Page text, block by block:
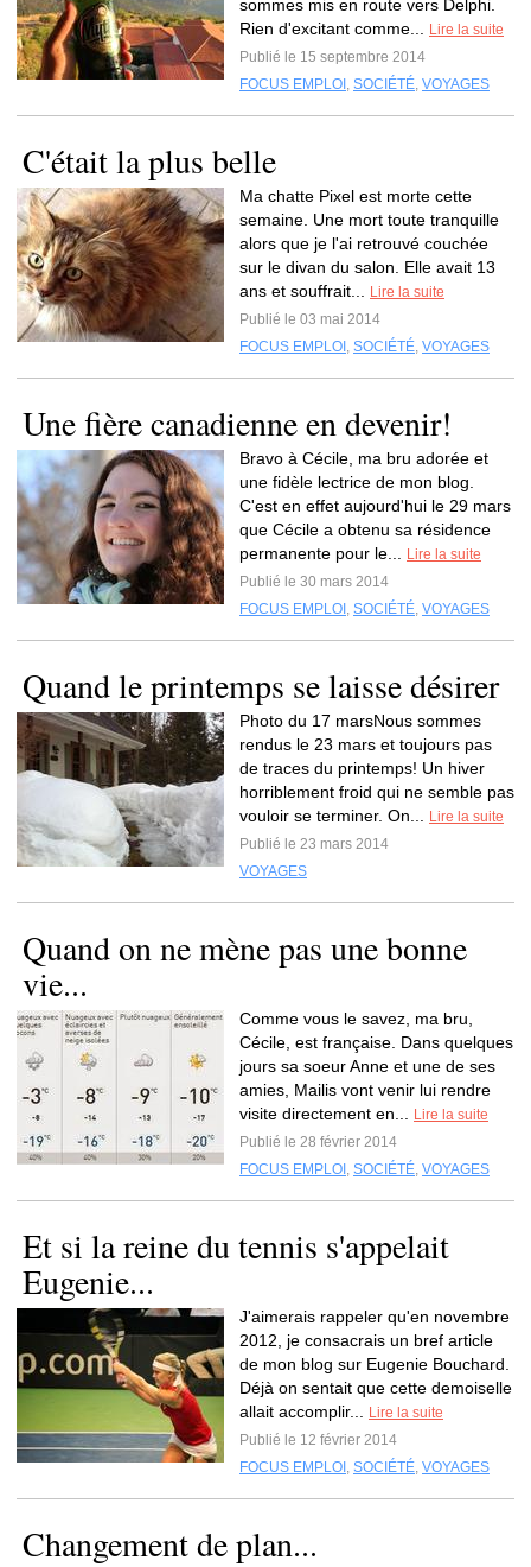
sommes mis en route vers Delphi.
Rien d'excitant comme...
Lire la suite
Publié le 15 septembre 2014
FOCUS EMPLOI , SOCIÉTÉ, VOYAGES
C'était la plus belle
Ma chatte Pixel est morte cette
semaine. Une mort toute tranquille
alors que je l'ai retrouvé couchée
sur le divan du salon. Elle avait 13
ans et souffrait...
Lire la suite
Publié le 03 mai 2014
FOCUS EMPLOI , SOCIÉTÉ, VOYAGES
Une fière canadienne en devenir!
Bravo à Cécile, ma bru adorée et
une fidèle lectrice de mon blog.
C'est en effet aujourd'hui le 29 mars
que Cécile a obtenu sa résidence
permanente pour le...
Lire la suite
Publié le 30 mars 2014
FOCUS EMPLOI , SOCIÉTÉ, VOYAGES
Quand le printemps se laisse désirer
Photo du 17 marsNous sommes
rendus le 23 mars et toujours pas
de traces du printemps! Un hiver
horriblement froid qui ne semble pas
vouloir se terminer. On...
Lire la suite
Publié le 23 mars 2014
VOYAGES
Quand on ne mène pas une bonne
vie...
Comme vous le savez, ma bru,
Cécile, est française. Dans quelques
jours sa soeur Anne et une de ses
amies, Mailis vont venir lui rendre
visite directement en...
Lire la suite
Publié le 28 février 2014
FOCUS EMPLOI , SOCIÉTÉ, VOYAGES
Et si la reine du tennis s'appelait
Eugenie...
J'aimerais rappeler qu'en novembre
2012, je consacrais un bref article
de mon blog sur Eugenie Bouchard.
Déjà on sentait que cette demoiselle
allait accomplir...
Lire la suite
Publié le 12 février 2014
FOCUS EMPLOI , SOCIÉTÉ, VOYAGES
Changement de plan...